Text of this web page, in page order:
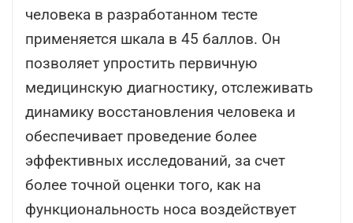
человека в разработанном тесте
применяется шкала в 45 баллов. Он
позволяет упростить первичную
медицинскую диагностику, отслеживать
динамику восстановления человека и
обеспечивает проведение более
эффективных исследований, за счет
более точной оценки того, как на
функциональность носа воздействует